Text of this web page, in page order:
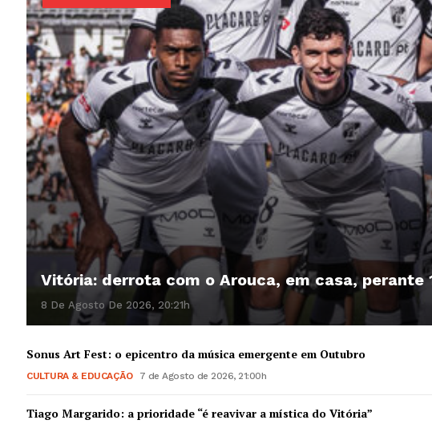
Vitória: derrota com o Arouca, em casa, perante
8 De Agosto De 2026, 20:21h
Sonus Art Fest: o epicentro da música emergente em Outubro
CULTURA & EDUCAÇÃO 7 de Agosto de 2026, 21:00h
Tiago Margarido: a prioridade “é reavivar a mística do Vitória”